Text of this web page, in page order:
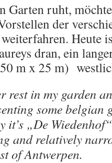
Garten ruht,
der
Heute
dran, ein
m x 25 m)
rest in my garden
some belgian
it’s „De
and relatively
of Antwerpen.